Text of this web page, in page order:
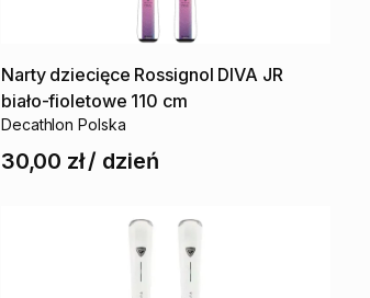
Narty dziecięce Rossignol DIVA JR
biało-fioletowe 110 cm
Decathlon Polska
30,00 zł/ dzień